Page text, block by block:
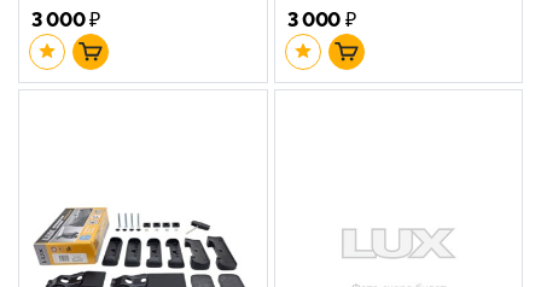
3 000₽ 3 000₽